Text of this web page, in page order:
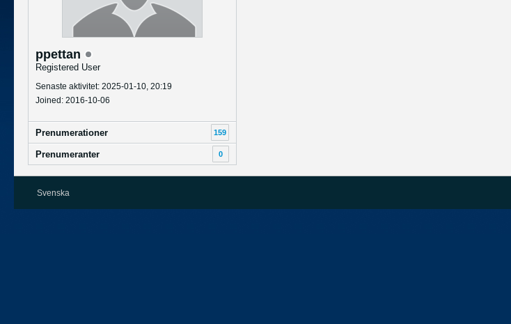
ppettan
Registered User
Senaste aktivitet: 2025-01-10, 20:19
Joined: 2016-10-06
Prenumerationer 159
Prenumeranter 0
Svenska